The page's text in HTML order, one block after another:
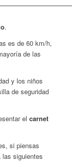
.
es de 60 km/h,
de las
y los niños
de seguridad
el carnet
si piensas
las siguientes